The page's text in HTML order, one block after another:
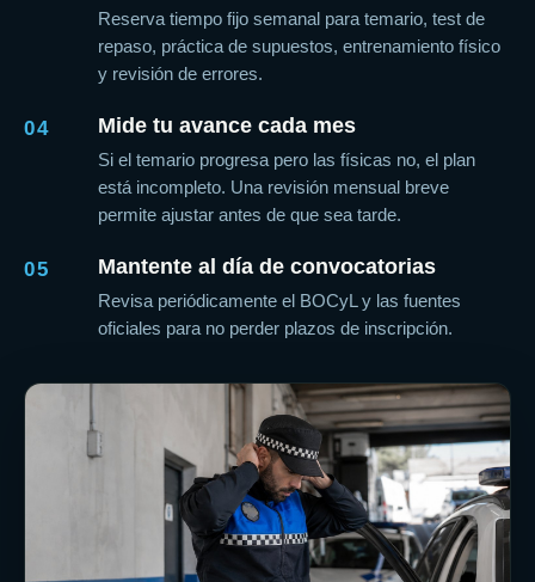
Reserva tiempo fijo semanal para temario, test de
repaso, práctica de supuestos, entrenamiento físico
y revisión de errores.
04 Mide tu avance cada mes
Si el temario progresa pero las físicas no, el plan
está incompleto. Una revisión mensual breve
permite ajustar antes de que sea tarde.
05 Mantente al día de convocatorias
Revisa periódicamente el BOCyL y las fuentes
oficiales para no perder plazos de inscripción.